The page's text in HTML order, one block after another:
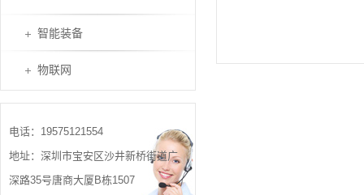
智能装备
物联网
电话：19575121554
地址：深圳市宝安区沙井新桥街道广
深路35号唐商大厦B栋1507